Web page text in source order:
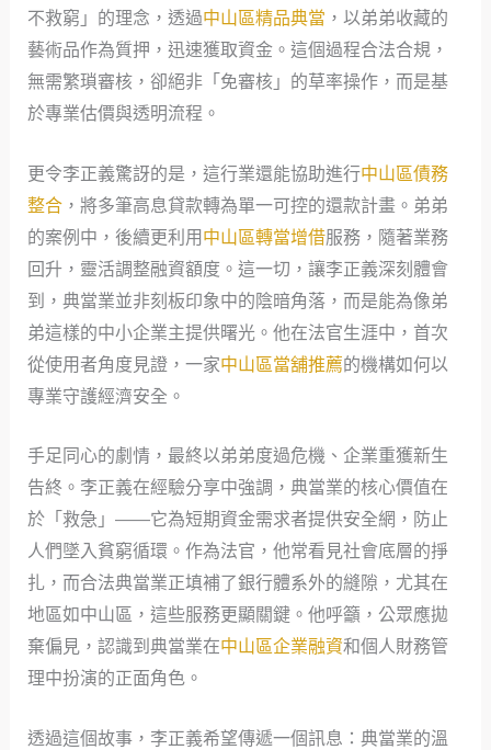
不救窮」的理念，透過中山區精品典當 ，以弟弟收藏的
藝術品作為質押，迅速獲取資金。這個過程合法合規，
無需繁瑣審核，卻絕非「免審核」的草率操作，而是基
於專業估價與透明流程。
更令李正義驚訝的是，這行業還能協助進行中山區債務
整合，將多筆高息貸款轉為單一可控的還款計畫。弟弟
的案例中，後續更利用 中山區轉當增借服務，隨著業務
回升，靈活調整融資額度。這一切，讓李正義深刻體會
到，典當業並非刻板印象中的陰暗角落，而是能為像弟
弟這樣的中小企業主提供曙光。他在法官生涯中，首次
從使用者角度見證，一家中山區當舖推薦的機構如何以
專業守護經濟安全。
手足同心的劇情，最終以弟弟度過危機、企業重獲新生
告終。李正義在經驗分享中強調，典當業的核心價值在
於「救急」——它為短期資金需求者提供安全網，防止
人們墜入貧窮循環。作為法官，他常看見社會底層的掙
扎，而合法典當業正填補了銀行體系外的縫隙，尤其在
地區如中山區，這些服務更顯關鍵。他呼籲，公眾應拋
棄偏見，認識到典當業在中山區企業融資和個人財務管
理中扮演的正面角色。
透過這個故事，李正義希望傳遞一個訊息：典當業的溫